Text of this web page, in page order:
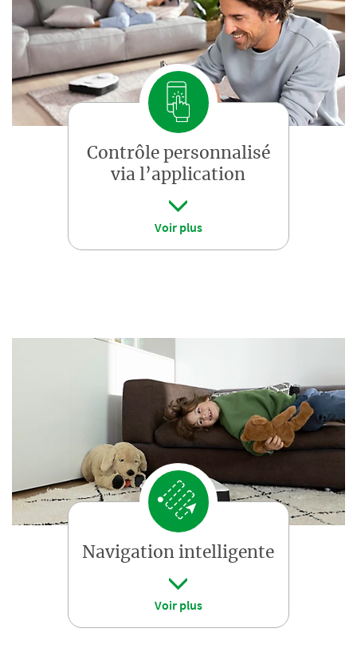
Contrôle personnalisé
via l’application
Voir plus
Navigation intelligente
Voir plus